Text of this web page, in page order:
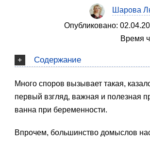
Шарова
Опубликовано:
Время
Содержание
Много споров вызывает такая,
первый взгляд, важная и полезная
ванна при беременности.
Впрочем, большинство домыслов